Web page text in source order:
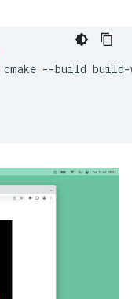
cmake --build build-